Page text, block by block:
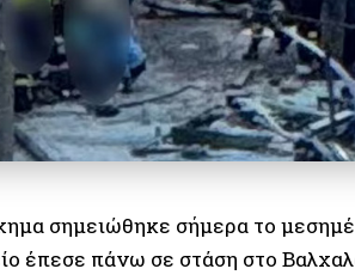
σημειώθηκε σήμερα το
έπεσε πάνω σε στάση στο